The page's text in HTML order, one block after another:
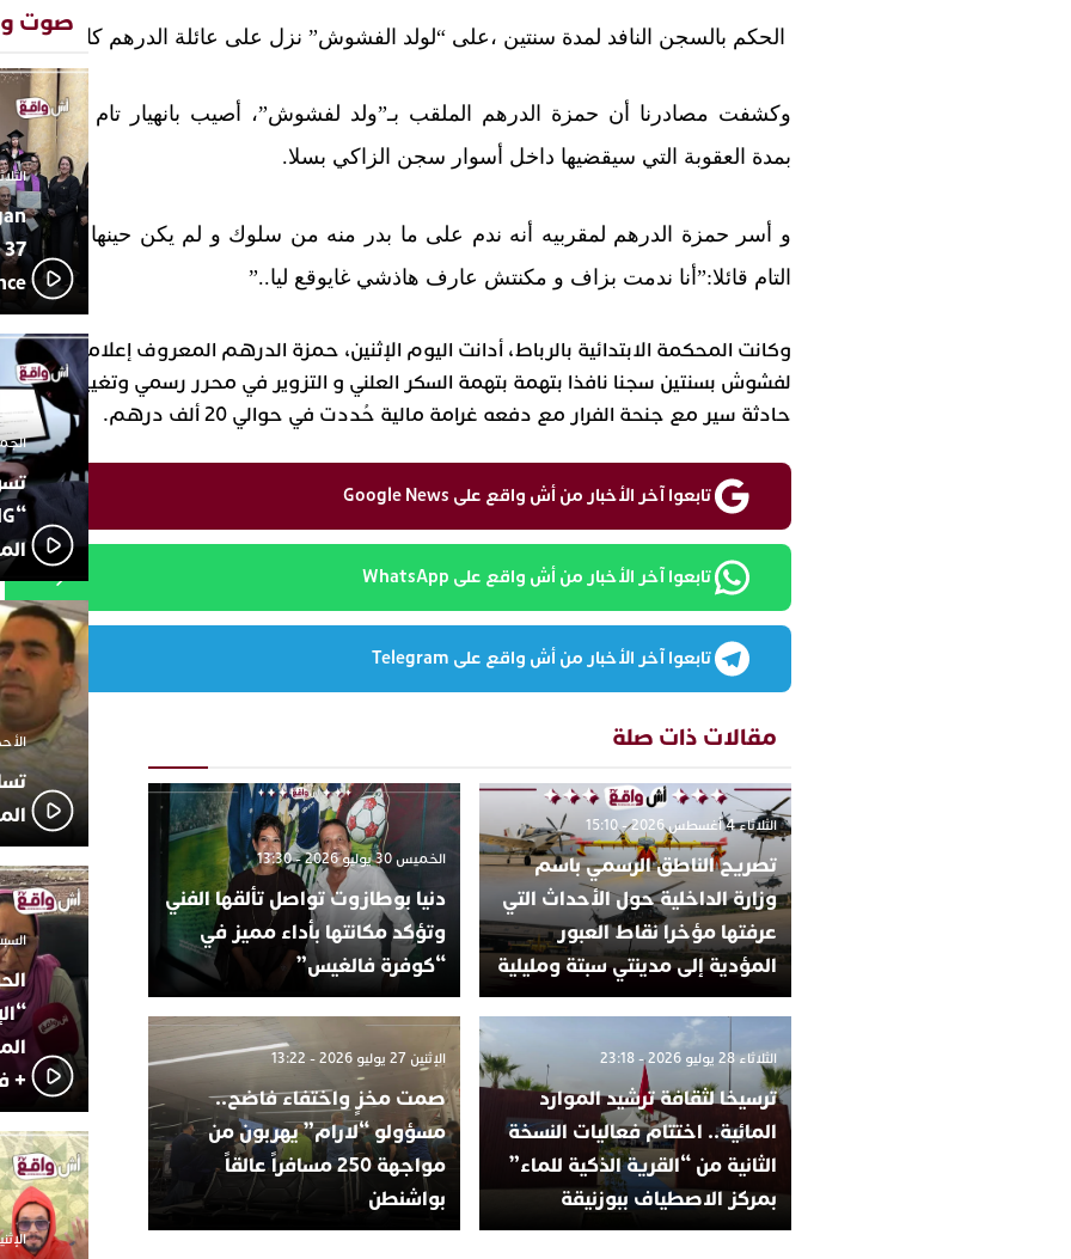
الحكم بالسجن النافد لمدة سنتين ،على “لولد الفشوش” نزل على عائلة الدرهم كالصاعقة
وكشفت مصادرنا أن حمزة الدرهم الملقب بـ”ولد لفشوش”، أصيب بانهيار تام بعد علمه
بمدة العقوبة التي سيقضيها داخل أسوار سجن الزاكي بسلا.
و أسر حمزة الدرهم لمقربيه أنه ندم على ما بدر منه من سلوك و لم يكن حينها في وعيه
التام قائلا:”أنا ندمت بزاف و مكنتش عارف هاذشي غايوقع ليا..”
وكانت المحكمة الابتدائية بالرباط، أدانت اليوم الإثنين، حمزة الدرهم المعروف إعلاميا بولد
لفشوش بسنتين سجنا نافذا بتهمة بتهمة السكر العلني و التزوير في محرر رسمي وتغيير معالم
حادثة سير مع جنحة الفرار مع دفعه غرامة مالية حُددت في حوالي 20 ألف درهم
.
تابعوا آخر الأخبار من أش واقع على Google News
تابعوا آخر الأخبار من أش واقع على WhatsApp
تابعوا آخر الأخبار من أش واقع على Telegram
مقالات ذات صلة
الثلاثاء 4 أغسطس 2026 - 15:10
تصريح الناطق الرسمي باسم
وزارة الداخلية حول الأحداث التي
عرفتها مؤخرا نقاط العبور
المؤدية إلى مدينتي سبتة ومليلية
الخميس 30 يوليو 2026 - 13:30
دنيا بوطازوت تواصل تألقها الفني
وتؤكد مكانتها بأداء مميز في
“كوفرة فالغيس”
الثلاثاء 28 يوليو 2026 - 23:18
ترسيخا لثقافة ترشيد الموارد
المائية.. اختتام فعاليات النسخة
الثانية من “القرية الذكية للماء”
بمركز الاصطياف ببوزنيقة
الإثنين 27 يوليو 2026 - 13:22
صمت مخزٍ واختفاء فاضح..
مسؤولو “لارام” يهربون من
مواجهة 250 مسافراً عالقاً
بواشنطن
13:02
22:36 أبوظبي
العرش
بن
13:30دنيا
19:11
يقظة
مثيرة
سوابق
17:27اتحاد
دورة
23:18ترسيخا
للماء”
صوت
الثلاثاء 10
الجمعة 26
الأحد 7 ديسمبر
السبت 18 أكتوبر
+
الإثنين 6 أكتوبر